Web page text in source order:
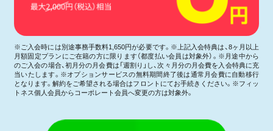
※ご入会時には別途事務手数料1,650円が必要です。※上記入会特典は、8ヶ月以上
月額固定プランにご在籍の方に限ります（都度払い会員は対象外）。※月途中から
のご入会の場合、初月分の月会費は「週割り」し、次々月分の月会費を入会特典に充
当いたします。※オプションサービスの無料期間終了後は通常月会費に自動移行
となります。解約をご希望される場合はフロントにてお手続きください。※フィッ
トネス個人会員からコーポレート会員へ変更の方は対象外。